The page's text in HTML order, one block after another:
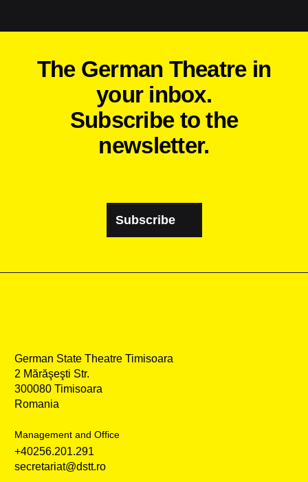
The German Theatre in
your inbox.
Subscribe to the
newsletter.
Subscribe
German State Theatre Timisoara
2 Mărăşeşti Str.
300080 Timisoara
Romania
Management and Office
+40256.201.291
secretariat@dstt.ro